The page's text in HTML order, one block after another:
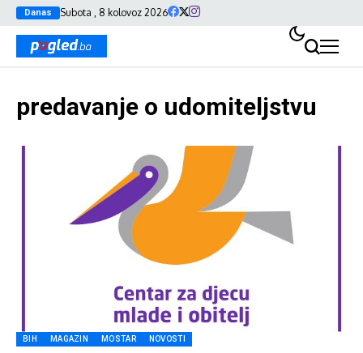
Danas Subota , 8 kolovoz 2026
predavanje o udomiteljstvu
BIH MAGAZIN MOSTAR NOVOSTI